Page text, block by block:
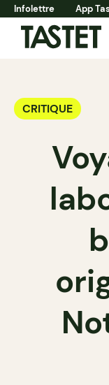
Infolettre App
CRITIQUE